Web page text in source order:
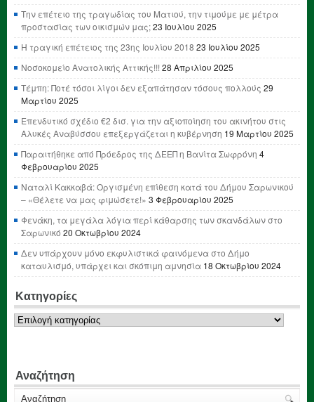
Την επέτειο της τραγωδίας του Ματιού, την τιμούμε με μέτρα
προστασίας των οικισμών μας;23 Ιουλίου 2025
Η τραγική επέτειος της 23ης Ιουλίου 2018 23 Ιουλίου 2025
Νοσοκομείο Ανατολικής Αττικής!!! 28 Απριλίου 2025
Τέμπη: Ποτέ τόσοι λίγοι δεν εξαπάτησαν τόσους πολλούς 29
Μαρτίου 2025
Επενδυτικό σχέδιο €2 δισ. για την αξιοποίηση του ακινήτου στις
Αλυκές Αναβύσσου επεξεργάζεται η κυβέρνηση 19 Μαρτίου 2025
Παραιτήθηκε από Πρόεδρος της ΔΕΕΠ η Βανίτα Σωφρόνη 4
Φεβρουαρίου 2025
Ναταλί Κακκαβά: Οργισμένη επίθεση κατά του Δήμου Σαρωνικού
– «Θέλετε να μας φιμώσετε!» 3 Φεβρουαρίου 2025
Φενάκη, τα μεγάλα λόγια περί κάθαρσης των σκανδάλων στο
Σαρωνικό 20 Οκτωβρίου 2024
Δεν υπάρχουν μόνο εκφυλιστικά φαινόμενα στο Δήμο
καταυλισμό, υπάρχει και σκόπιμη αμνησία 18 Οκτωβρίου 2024
Κατηγορίες
Κατηγορίες
Αναζήτηση